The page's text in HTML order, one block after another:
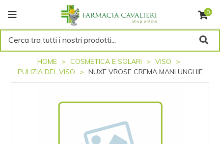
0
Cerca tra tutti i nostri prodotti...
HOME COSMETICA E SOLARI
VISO
PULIZIA DEL VISO
NUXE VROSE CREMA MANI UNGHIE